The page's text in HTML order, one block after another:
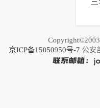
以
京ICP备15050950号-7 公安